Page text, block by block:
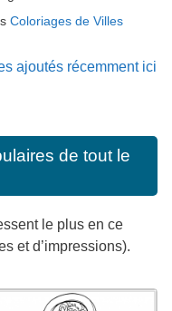
Coloriages de Villes
ajoutés récemment ici
de tout le
le plus en ce
et d’impressions).